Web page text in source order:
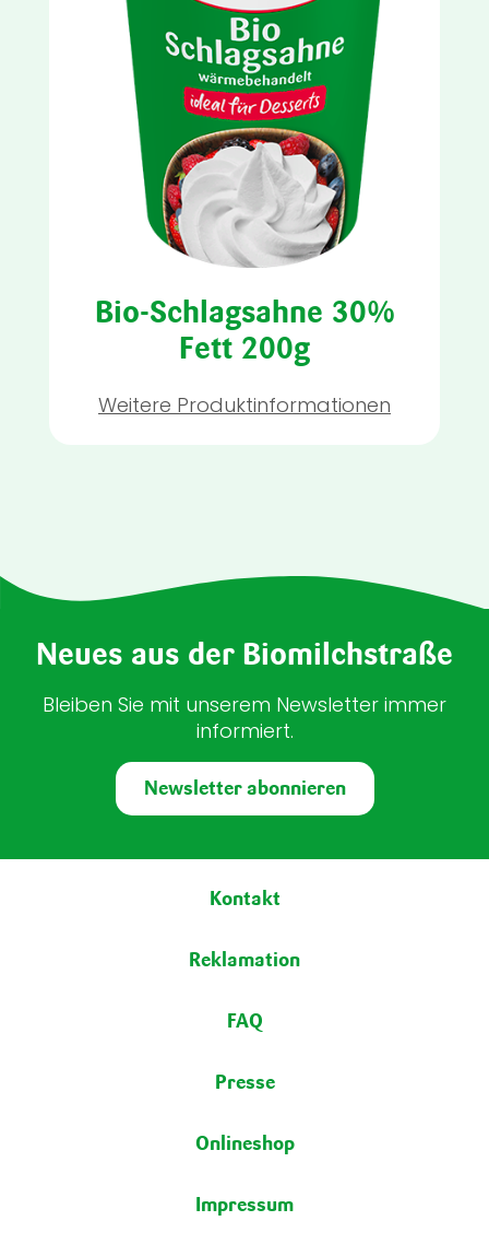
Bio-Schlagsahne 30%
Fett 200g
Weitere Produktinformationen
Neues aus der Biomilchstraße
Bleiben Sie mit unserem Newsletter immer
informiert.
Newsletter abonnieren
Kontakt
Reklamation
FAQ
Presse
Onlineshop
Impressum